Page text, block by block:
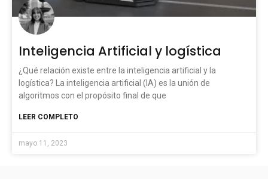
Inteligencia Artificial y logística
¿Qué relación existe entre la inteligencia artificial y la
logística? La inteligencia artificial (IA) es la unión de
algoritmos con el propósito final de que
LEER COMPLETO
mayo 11, 2023